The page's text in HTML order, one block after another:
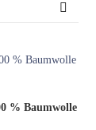
% Baumwolle